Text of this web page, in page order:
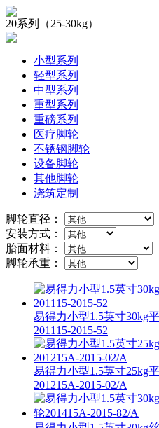
20系列（25-30kg）
小型系列
轻型系列
中型系列
重型系列
重磅系列
医疗脚轮
不锈钢脚轮
设备脚轮
其他脚轮
浇筑定制
脚轮直径：
安装方式：
胎面材料：
脚轮承重：
易得力小型1.5英寸30kg
201115-2015-52
易得力小型1.5英寸25kg
201215A-2015-02/A